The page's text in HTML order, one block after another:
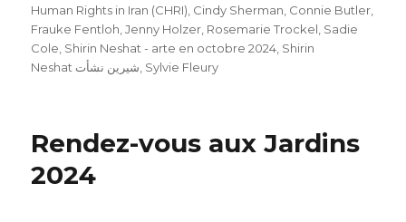
Human Rights in Iran (CHRI) Cindy Sherman Connie Butler
Frauke Fentloh ,Jenny Holzer Rosemarie Trockel Sadie
Cole Shirin Neshat - arte en octobre 2024 Shirin
Neshat شيرين نشأت Sylvie Fleury
Rendez-vous aux Jardins
2024